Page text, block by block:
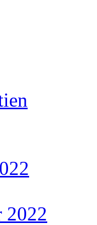
2022